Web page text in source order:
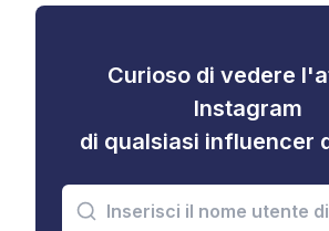
Curioso di vedere
Instagram
di qualsiasi influencer